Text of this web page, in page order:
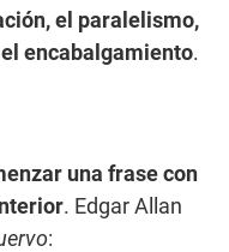
el paralelismo,
encabalgamiento.
una frase con
. Edgar Allan
: